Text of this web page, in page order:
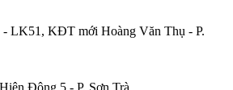
LK51, KĐT mới Hoàng Văn Thụ - P.
Đông 5 - P. Sơn Trà